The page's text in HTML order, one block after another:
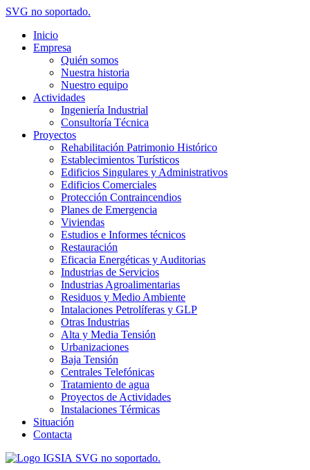
SVG no soportado.
Inicio
Empresa
Quién somos
Nuestra historia
Nuestro equipo
Actividades
Ingeniería Industrial
Consultoría Técnica
Proyectos
Rehabilitación Patrimonio Histórico
Establecimientos Turísticos
Edificios Singulares y Administrativos
Edificios Comerciales
Protección Contraincendios
Planes de Emergencia
Viviendas
Estudios e Informes técnicos
Restauración
Eficacia Energéticas y Auditorias
Industrias de Servicios
Industrias Agroalimentarias
Residuos y Medio Ambiente
Intalaciones Petrolíferas y GLP
Otras Industrias
Alta y Media Tensión
Urbanizaciones
Baja Tensión
Centrales Telefónicas
Tratamiento de agua
Proyectos de Actividades
Instalaciones Térmicas
Situación
Contacta
SVG no soportado.